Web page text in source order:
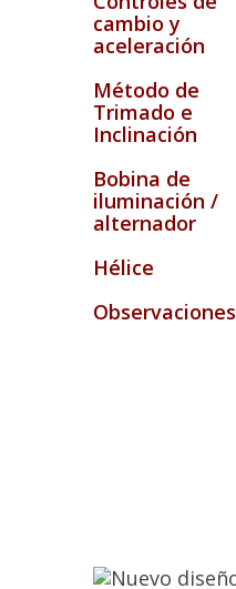
cambio y
aceleración
Método de
Trimado e
Inclinación
Bobina de
iluminación /
alternador
Hélice
Observaciones